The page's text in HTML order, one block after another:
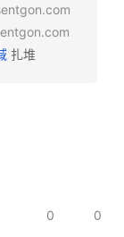
扎堆
0 0